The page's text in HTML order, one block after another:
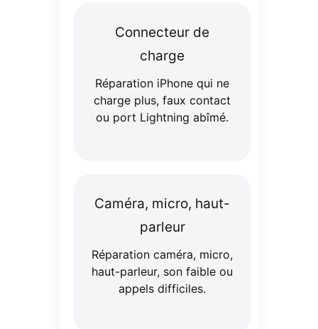
Connecteur de
charge
Réparation iPhone qui ne
charge plus, faux contact
ou port Lightning abîmé.
Caméra, micro, haut-
parleur
Réparation caméra, micro,
haut-parleur, son faible ou
appels difficiles.